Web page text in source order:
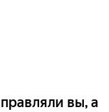
вы, а